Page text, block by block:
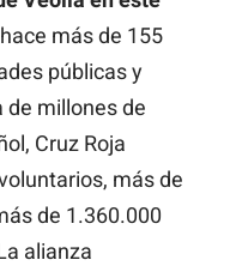
más de 155
públicas y
de millones de
Cruz Roja
más de
de 1.360.000
alianza